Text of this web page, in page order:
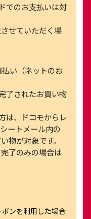
でのお支払いは対
せていただく場
い（ネットのお
了されたお買い物
は、ドコモからレ
ートメール内の
物が対象です。
了のみの場合は
ンを利用した場合